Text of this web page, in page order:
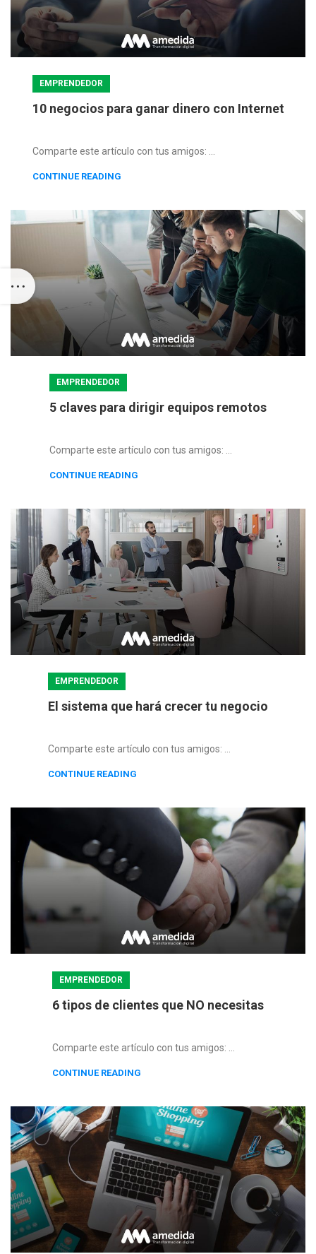
EMPRENDEDOR
10 negocios para ganar dinero con Internet
Comparte este artículo con tus amigos: ...
CONTINUE READING
EMPRENDEDOR
5 claves para dirigir equipos remotos
Comparte este artículo con tus amigos: ...
CONTINUE READING
EMPRENDEDOR
El sistema que hará crecer tu negocio
Comparte este artículo con tus amigos: ...
CONTINUE READING
EMPRENDEDOR
6 tipos de clientes que NO necesitas
Comparte este artículo con tus amigos: ...
CONTINUE READING